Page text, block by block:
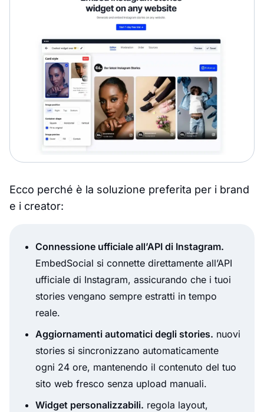
Ecco perché è la soluzione preferita per i brand
e i creator:
Connessione ufficiale all’API di Instagram.
EmbedSocial si connette direttamente all’API
ufficiale di Instagram, assicurando che i tuoi
stories vengano sempre estratti in tempo
reale.
Aggiornamenti automatici degli stories. nuovi
stories si sincronizzano automaticamente
ogni 24 ore, mantenendo il contenuto del tuo
sito web fresco senza upload manuali.
Widget personalizzabili. regola layout,